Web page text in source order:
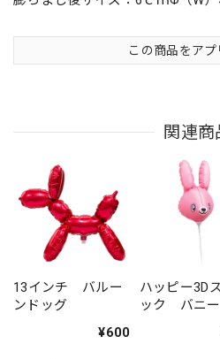
この商品をアプ
関連商
13インチ バルー
ンドッグ
¥600
ハッピー3D
ック バニー